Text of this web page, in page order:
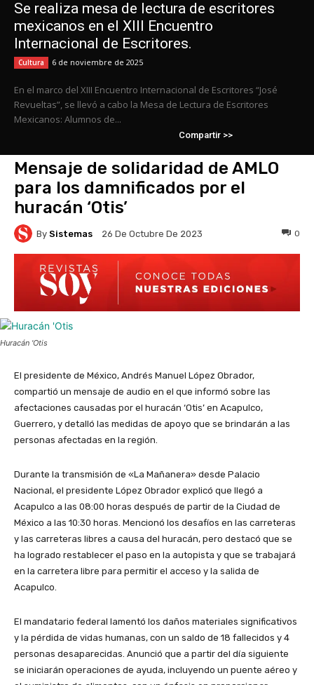
Se realiza mesa de lectura de escritores
mexicanos en el XIII Encuentro
Internacional de Escritores.
Cultura 6 de noviembre de 2025
En el marco del XIII Encuentro Internacional de Escritores “José
Revueltas”, se llevó a cabo la Mesa de Lectura de Escritores
Mexicanos: Alumnos de...
Compartir >>